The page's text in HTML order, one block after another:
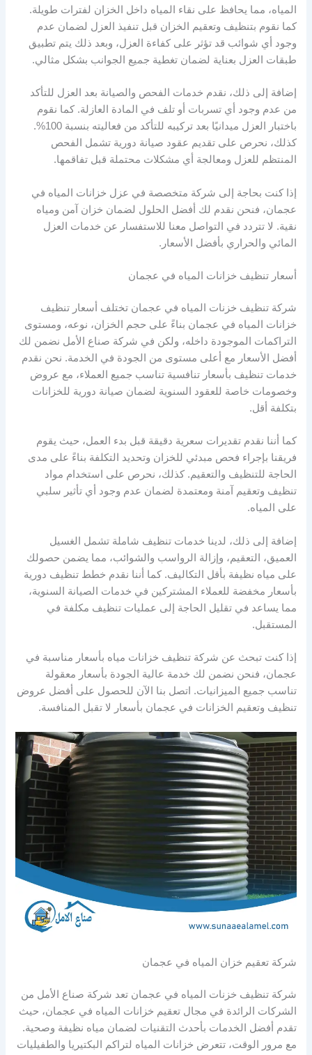
المياه، مما يحافظ على نقاء المياه داخل الخزان لفترات طويلة.
كما نقوم بتنظيف وتعقيم الخزان قبل تنفيذ العزل لضمان عدم
وجود أي شوائب قد تؤثر على كفاءة العزل، وبعد ذلك يتم تطبيق
طبقات العزل بعناية لضمان تغطية جميع الجوانب بشكل مثالي.
إضافة إلى ذلك، نقدم خدمات الفحص والصيانة بعد العزل للتأكد
من عدم وجود أي تسربات أو تلف في المادة العازلة. كما نقوم
باختبار العزل ميدانيًا بعد تركيبه للتأكد من فعاليته بنسبة 100%.
كذلك، نحرص على تقديم عقود صيانة دورية تشمل الفحص
المنتظم للعزل ومعالجة أي مشكلات محتملة قبل تفاقمها.
إذا كنت بحاجة إلى شركة متخصصة في عزل خزانات المياه في
عجمان، فنحن نقدم لك أفضل الحلول لضمان خزان آمن ومياه
نقية. لا تتردد في التواصل معنا للاستفسار عن خدمات العزل
المائي والحراري بأفضل الأسعار.
أسعار تنظيف خزانات المياه في عجمان
شركة تنظيف خزنات المياه في عجمان تختلف أسعار تنظيف
خزانات المياه في عجمان بناءً على حجم الخزان، نوعه، ومستوى
التراكمات الموجودة داخله، ولكن في شركة صناع الأمل نضمن لك
أفضل الأسعار مع أعلى مستوى من الجودة في الخدمة. نحن نقدم
خدمات تنظيف بأسعار تنافسية تناسب جميع العملاء، مع عروض
وخصومات خاصة للعقود السنوية لضمان صيانة دورية للخزانات
بتكلفة أقل.
كما أننا نقدم تقديرات سعرية دقيقة قبل بدء العمل، حيث يقوم
فريقنا بإجراء فحص مبدئي للخزان وتحديد التكلفة بناءً على مدى
الحاجة للتنظيف والتعقيم. كذلك، نحرص على استخدام مواد
تنظيف وتعقيم آمنة ومعتمدة لضمان عدم وجود أي تأثير سلبي
على المياه.
إضافة إلى ذلك، لدينا خدمات تنظيف شاملة تشمل الغسيل
العميق، التعقيم، وإزالة الرواسب والشوائب، مما يضمن حصولك
على مياه نظيفة بأقل التكاليف. كما أننا نقدم خطط تنظيف دورية
بأسعار مخفضة للعملاء المشتركين في خدمات الصيانة السنوية،
مما يساعد في تقليل الحاجة إلى عمليات تنظيف مكلفة في
المستقبل.
إذا كنت تبحث عن شركة تنظيف خزانات مياه بأسعار مناسبة في
عجمان، فنحن نضمن لك خدمة عالية الجودة بأسعار معقولة
تناسب جميع الميزانيات. اتصل بنا الآن للحصول على أفضل عروض
تنظيف وتعقيم الخزانات في عجمان بأسعار لا تقبل المنافسة.
شركة تعقيم خزان المياه في عجمان
شركة تنظيف خزنات المياه في عجمان تعد شركة صناع الأمل من
الشركات الرائدة في مجال تعقيم خزانات المياه في عجمان، حيث
تقدم أفضل الخدمات بأحدث التقنيات لضمان مياه نظيفة وصحية.
مع مرور الوقت، تتعرض خزانات المياه لتراكم البكتيريا والطفيليات